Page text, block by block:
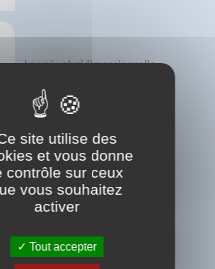
La voix pluridimensionnelle
Dr Patrick Veret
Repenser l'équitation
Frédéric Brigaud
Joséphine Lyon
site utilise des
et vous donne
contrôle sur ceux
vous souhaitez
activer
Tout accepter